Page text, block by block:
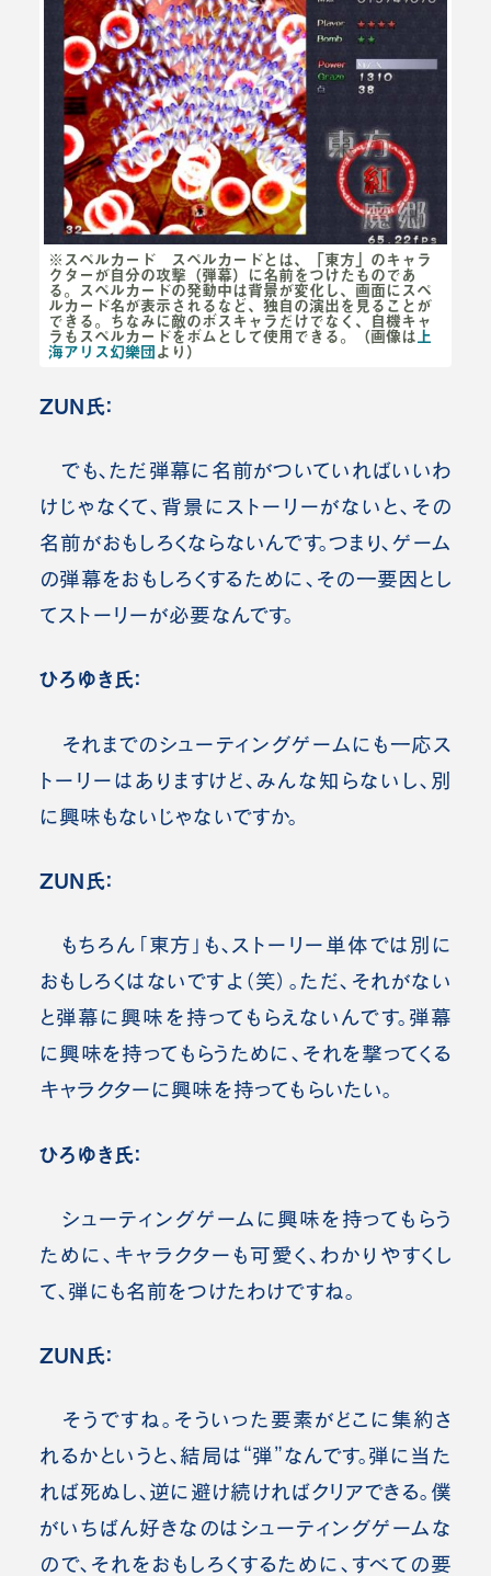
※スペルカード スペルカードとは、「東方」のキャラ
クターが自分の攻撃（弾幕）に名前をつけたものであ
る。スペルカードの発動中は背景が変化し、画面にスペ
ルカード名が表示されるなど、独自の演出を見ることが
できる。ちなみに敵のボスキャラだけでなく、自機キャ
ラもスペルカードをボムとして使用できる。（画像は上
海アリス幻樂団より）
ZUN氏：
でも、ただ弾幕に名前がついていればいいわ
けじゃなくて、背景にストーリーがないと、その
名前がおもしろくならないんです。つまり、ゲーム
の弾幕をおもしろくするために、その一要因とし
てストーリーが必要なんです。
ひろゆき氏：
それまでのシューティングゲームにも一応ス
トーリーはありますけど、みんな知らないし、別
に興味もないじゃないですか。
ZUN氏：
もちろん「東方」も、ストーリー単体では別に
おもしろくはないですよ（笑）。ただ、それがない
と弾幕に興味を持ってもらえないんです。弾幕
に興味を持ってもらうために、それを撃ってくる
キャラクターに興味を持ってもらいたい。
ひろゆき氏：
シューティングゲームに興味を持ってもらう
ために、キャラクターも可愛く、わかりやすくし
て、弾にも名前をつけたわけですね。
ZUN氏：
そうですね。そういった要素がどこに集約さ
れるかというと、結局は“弾”なんです。弾に当た
れば死ぬし、逆に避け続ければクリアできる。僕
がいちばん好きなのはシューティングゲームな
ので、それをおもしろくするために、すべての要